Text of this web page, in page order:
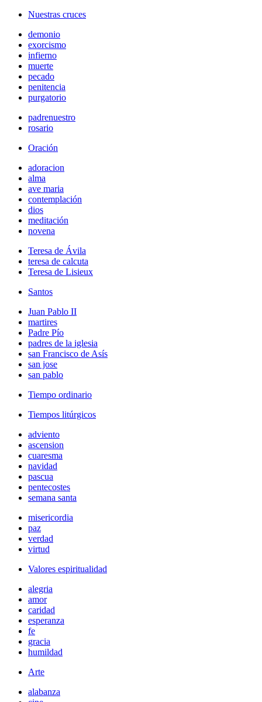
Nuestras cruces
demonio
exorcismo
infierno
muerte
pecado
penitencia
purgatorio
padrenuestro
rosario
Oración
adoracion
alma
ave maria
contemplación
dios
meditación
novena
Teresa de Ávila
teresa de calcuta
Teresa de Lisieux
Santos
Juan Pablo II
martires
Padre Pío
padres de la iglesia
san Francisco de Asís
san jose
san pablo
Tiempo ordinario
Tiempos litúrgicos
adviento
ascension
cuaresma
navidad
pascua
pentecostes
semana santa
misericordia
paz
verdad
virtud
Valores espiritualidad
alegria
amor
caridad
esperanza
fe
gracia
humildad
Arte
alabanza